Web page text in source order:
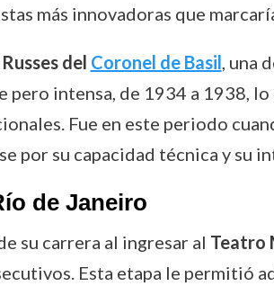
más innovadoras que
del Coronel de Basil, una
pero intensa, de 1934 a 1938,
Fue en este periodo
por su capacidad técnica y su
de Janeiro
su carrera al ingresar al Teatro
Esta etapa le permitió